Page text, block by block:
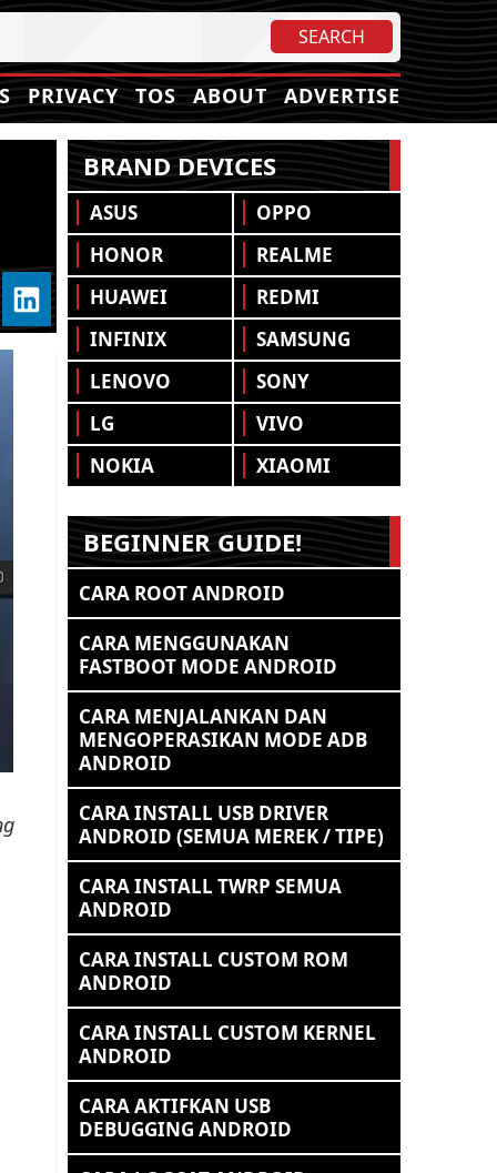
PRIVACY TOS ABOUT ADVERTISE
BRAND DEVICES
ASUS
HONOR
HUAWEI
INFINIX
LENOVO
LG
NOKIA
OPPO
REALME
REDMI
SAMSUNG
SONY
VIVO
XIAOMI
BEGINNER GUIDE!
CARA ROOT ANDROID
CARA MENGGUNAKAN
FASTBOOT MODE ANDROID
CARA MENJALANKAN DAN
MENGOPERASIKAN MODE ADB
ANDROID
CARA INSTALL USB DRIVER
ANDROID (SEMUA MEREK / TIPE)
CARA INSTALL TWRP SEMUA
ANDROID
CARA INSTALL CUSTOM ROM
ANDROID
CARA INSTALL CUSTOM KERNEL
ANDROID
CARA AKTIFKAN USB
DEBUGGING ANDROID